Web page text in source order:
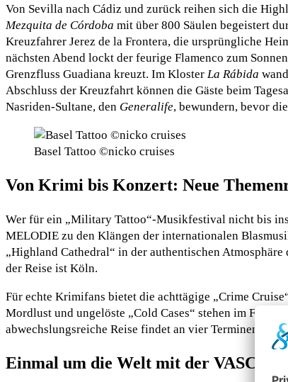
Von Sevilla nach Cádiz und zurück reihen sich die
Mezquita de Córdoba mit über 800 Säulen begeistert
Kreuzfahrer Jerez de la Frontera, die ursprüngliche
nächsten Abend lockt der feurige Flamenco zum
Grenzfluss Guadiana kreuzt. Im Kloster La Rábida
Abschluss der Kreuzfahrt können die Gäste beim
Nasriden-Sultane, den Generalife, bewundern, bevor
Basel Tattoo ©nicko cruises
Von Krimi bis Konzert: Neue
Wer für ein „Military Tattoo“-Musikfestival nicht bis
MELODIE zu den Klängen der internationalen
„Highland Cathedral“ in der authentischen
der Reise ist Köln.
Für echte Krimifans bietet die achttägige „Crime
Mordlust und ungelöste „Cold Cases“ stehen im
abwechslungsreiche Reise findet an vier Terminen in
Einmal um die Welt mit der VASCO